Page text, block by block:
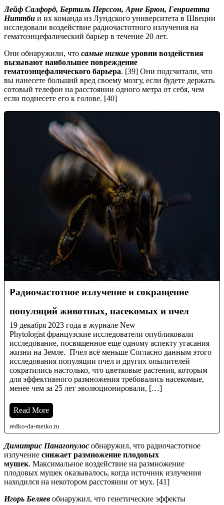
Лейф Салфорд, Бертиль Перссон, Арне Брюн, Генриетта
Ниттби и их команда из Лундского университета в Швеции
исследовали воздействие радиочастотного излучения на
гематоэнцефалический барьер в течение 20 лет.
Они обнаружили, что самые низкие уровни воздействия
вызывают наибольшее повреждение
гематоэнцефалического барьера. [39] Они подсчитали, что
вы нанесете больший вред своему мозгу, если будете держать
сотовый телефон на расстоянии одного метра от себя, чем
если поднесете его к голове. [40]
Радиочастотное излучение и сокращение
популяций животных, насекомых и пчел
19 декабря 2023 года в журнале New
Phytologist французские исследователи опубликовали
исследование, посвященное еще одному аспекту угасания
жизни на Земле. Пчел всё меньше Согласно данным этого
исследования популяции пчел и других опылителей
сократились настолько, что цветковые растения, которым
для эффективного размножения требовались насекомые,
менее чем за 25 лет эволюционировали, […]
Read More
redko-da-metko.ru
Димитрис Панагопулос обнаружил, что радиочастотное
излучение снижает размножение плодовых
мушек. Максимальное воздействие на размножение
плодовых мушек оказывалось, когда источник излучения
находился на некотором расстоянии от мух. [41]
Игорь Беляев обнаружил, что генетические эффекты